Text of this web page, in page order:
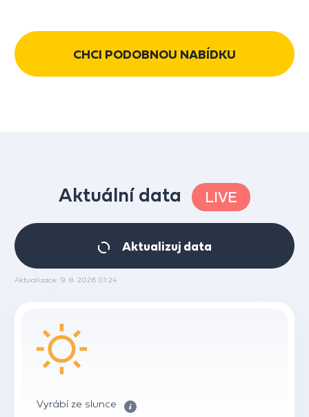
CHCI PODOBNOU NABÍDKU
Aktuální data LIVE
Aktualizuj data
Aktualizace: 9. 8. 2026 01:24
Vyrábí ze slunce